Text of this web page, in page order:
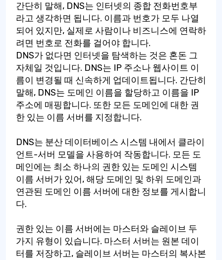
간단히 말해, DNS는 인터넷의 종합 전화번호부
라고 생각하면 됩니다. 이름과 번호가 모두 나열
되어 있지만, 실제로 사람이나 비즈니스에 연락하
려면 번호로 전화를 걸어야 합니다.
DNS가 없다면 인터넷을 탐색하는 것은 혼돈 그
자체일 것입니다. DNS는 IP 주소나 웹사이트 이
름이 변경될 때 신속하게 업데이트됩니다. 간단히
말해, DNS는 도메인 이름을 할당하고 이름을 IP
주소에 매핑합니다. 또한 모든 도메인에 대한 권
한 있는 이름 서버를 지정합니다.
DNS는 분산 데이터베이스 시스템 내에서 클라이
언트-서버 모델을 사용하여 작동합니다. 모든 도
메인에는 최소 하나의 권한 있는 도메인 시스템
이름 서버가 있어, 해당 도메인 및 하위 도메인과
연관된 도메인 이름 서버에 대한 정보를 게시합니
다.
권한 있는 이름 서버에는 마스터와 슬레이브 두
가지 유형이 있습니다. 마스터 서버는 원본 데이
터를 저장하고, 슬레이브 서버는 마스터의 복사본